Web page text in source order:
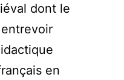
dont le
en